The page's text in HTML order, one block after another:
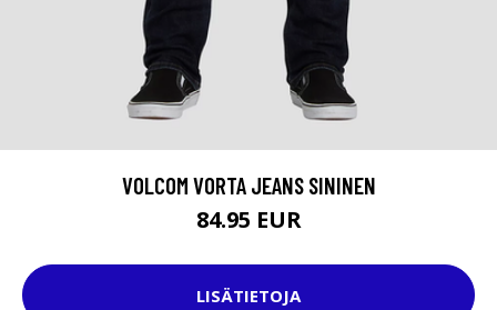
VOLCOM VORTA JEANS SININEN
84.95 EUR
LISÄTIETOJA